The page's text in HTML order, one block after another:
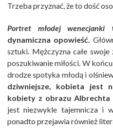
Trzeba przyznać, że to dość
Portret młodej wenecjanki
dynamiczna opowieść.
sztuki. Mężczyzna całe
poszukiwanie miłości. W
drodze spotyka młodą i
dziwniejsze, kobieta jest
kobiety z obrazu Albrechta
jest niezwykle tajemnicza i
ponadto przejawia również